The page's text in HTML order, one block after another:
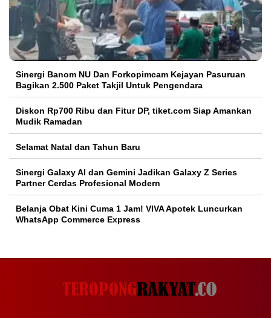
Sinergi Banom NU Dan Forkopimcam Kejayan Pasuruan
Bagikan 2.500 Paket Takjil Untuk Pengendara
Diskon Rp700 Ribu dan Fitur DP, tiket.com Siap Amankan
Mudik Ramadan
Selamat Natal dan Tahun Baru
Sinergi Galaxy AI dan Gemini Jadikan Galaxy Z Series
Partner Cerdas Profesional Modern
Belanja Obat Kini Cuma 1 Jam! VIVA Apotek Luncurkan
WhatsApp Commerce Express